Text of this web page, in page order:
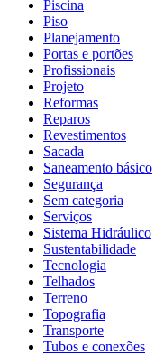
Piscina
Piso
Planejamento
Portas e portões
Profissionais
Projeto
Reformas
Reparos
Revestimentos
Sacada
Saneamento básico
Segurança
Sem categoria
Serviços
Sistema Hidráulico
Sustentabilidade
Tecnologia
Telhados
Terreno
Topografia
Transporte
Tubos e conexões